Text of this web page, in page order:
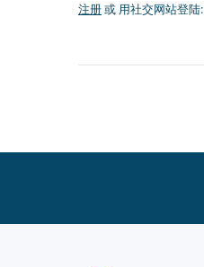
注册或 用社交网站登陆: